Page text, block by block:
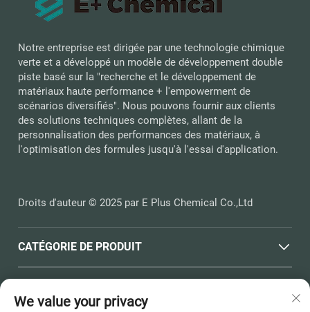
Notre entreprise est dirigée par une technologie chimique
verte et a développé un modèle de développement double
piste basé sur la "recherche et le développement de
matériaux haute performance + l'empowerment de
scénarios diversifiés". Nous pouvons fournir aux clients
des solutions techniques complètes, allant de la
personnalisation des performances des matériaux, à
l'optimisation des formules jusqu'à l'essai d'application.
Droits d'auteur © 2025 par E Plus Chemical Co.,Ltd
CATÉGORIE DE PRODUIT
We value your privacy